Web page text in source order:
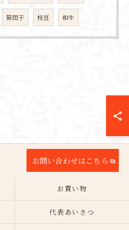
笹団子 枝豆 和牛
お問い合わせはこちら
お買い物
代表あいさつ